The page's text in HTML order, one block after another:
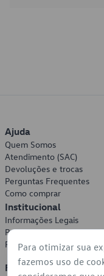
Ajuda
Quem Somos
Atendimento (SAC)
Devoluções e trocas
Perguntas Frequentes
Como comprar
Institucional
Informações Legais
Política de Privacidade
Política de Cookies
Formas de
Para otimizar sua
fazemos uso de